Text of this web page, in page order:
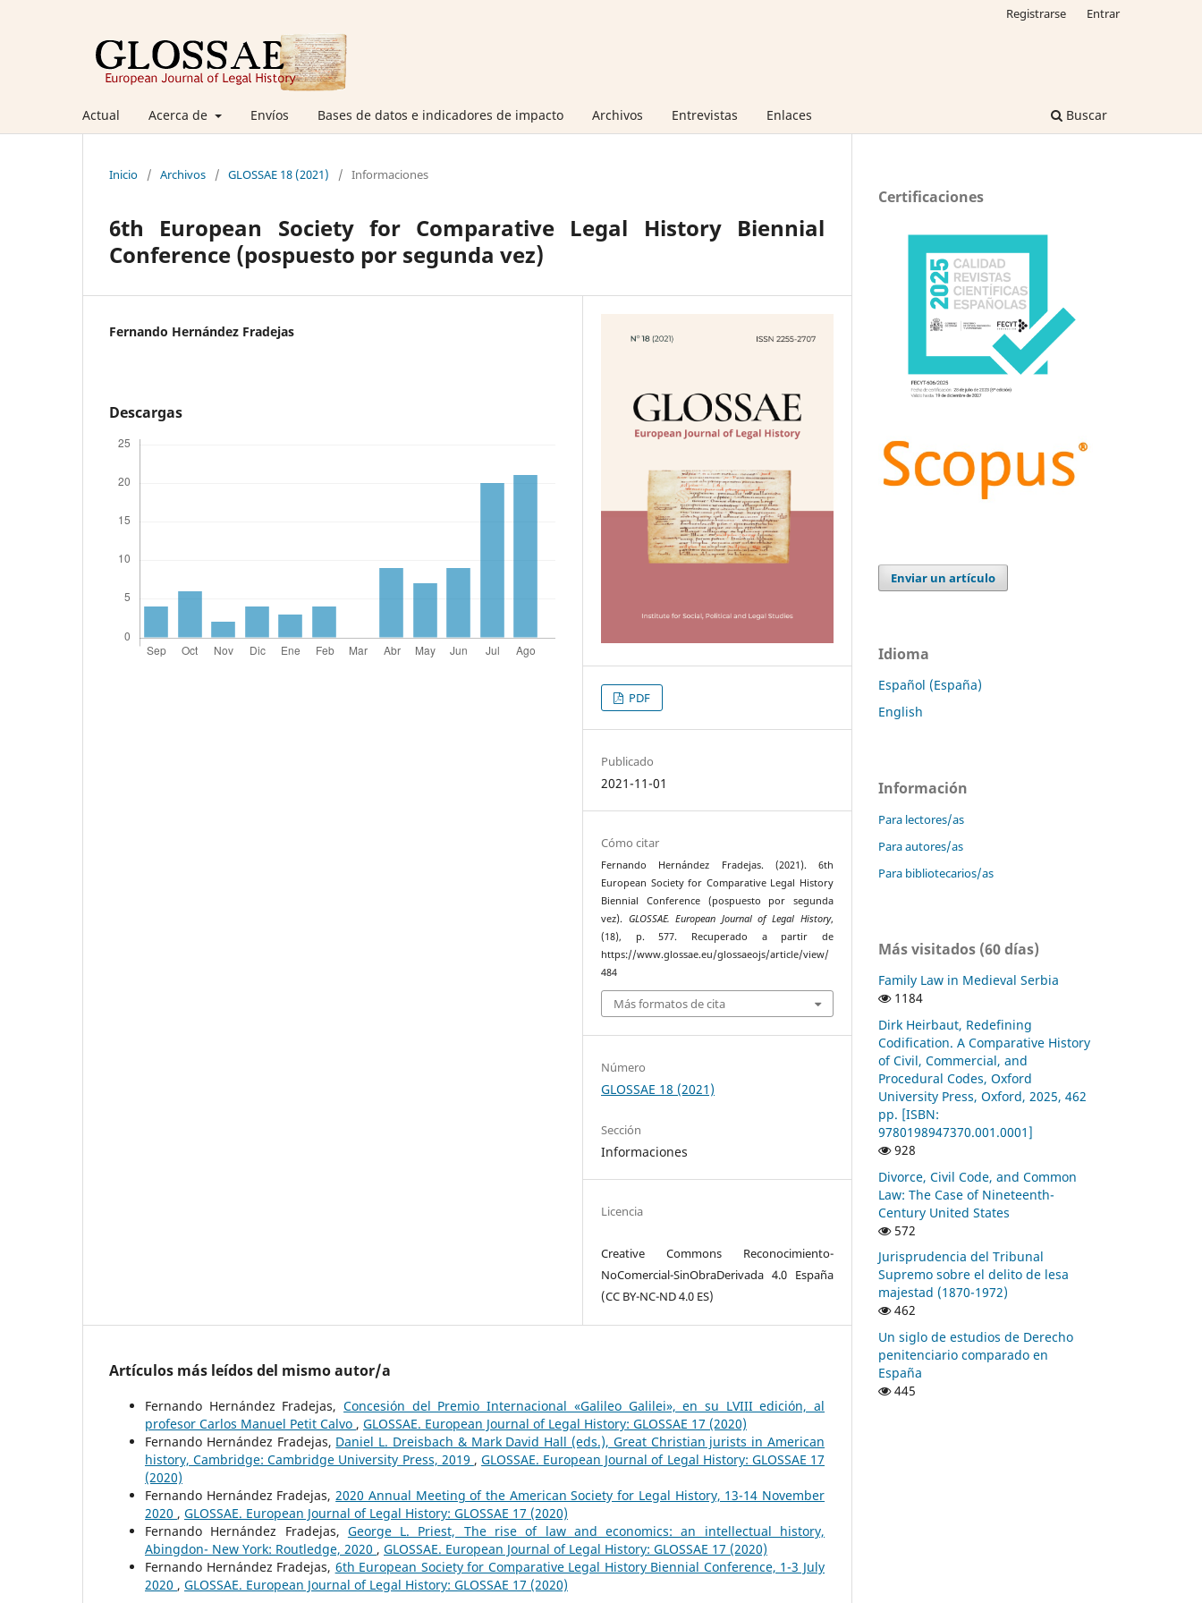
Actual Acerca de Envíos Bases de datos e indicadores de impacto Archivos Entrevistas Enlaces Buscar
Registrarse Entrar
Inicio / Archivos / GLOSSAE 18 (2021) / Informaciones
6th European Society for Comparative Legal History Biennial
Conference (pospuesto por segunda vez)
Fernando Hernández Fradejas
Descargas
PDF
Publicado
2021-11-01
Cómo citar
Fernando Hernández Fradejas. (2021). 6th
European Society for Comparative Legal History
Biennial Conference (pospuesto por segunda
vez). GLOSSAE. European Journal of Legal History,
(18), p. 577. Recuperado a partir de
https://www.glossae.eu/glossaeojs/article/view/
484
Más formatos de cita
Número
GLOSSAE 18 (2021)
Sección
Informaciones
Licencia
Creative Commons Reconocimiento-
NoComercial-SinObraDerivada 4.0 España
(CC BY-NC-ND 4.0 ES)
Artículos más leídos del mismo autor/a
Fernando Hernández Fradejas,Concesión del Premio Internacional «Galileo Galilei», en su LVIII edición, al
profesor Carlos Manuel Petit Calvo , GLOSSAE. European Journal of Legal History: GLOSSAE 17 (2020)
Fernando Hernández Fradejas, Daniel L. Dreisbach & Mark David Hall (eds.), Great Christian jurists in American
history, Cambridge: Cambridge University Press, 2019 ,GLOSSAE. European Journal of Legal History: GLOSSAE 17
(2020)
Fernando Hernández Fradejas,2020 Annual Meeting of the American Society for Legal History, 13-14 November
2020 , GLOSSAE. European Journal of Legal History: GLOSSAE 17 (2020)
Fernando Hernández Fradejas, George L. Priest, The rise of law and economics: an intellectual history,
Abingdon- New York: Routledge, 2020 , GLOSSAE. European Journal of Legal History: GLOSSAE 17 (2020)
Fernando Hernández Fradejas, 6th European Society for Comparative Legal History Biennial Conference, 1-3 July
2020 , GLOSSAE. European Journal of Legal History: GLOSSAE 17 (2020)
Certificaciones
Enviar un artículo
Idioma
Español (España)
English
Información
Para lectores/as
Para autores/as
Para bibliotecarios/as
Más visitados (60 días)
Family Law in Medieval Serbia
1184
Dirk Heirbaut, Redefining
Codification. A Comparative History
of Civil, Commercial, and
Procedural Codes, Oxford
University Press, Oxford, 2025, 462
pp. [ISBN:
9780198947370.001.0001]
928
Divorce, Civil Code, and Common
Law: The Case of Nineteenth-
Century United States
572
Jurisprudencia del Tribunal
Supremo sobre el delito de lesa
majestad (1870-1972)
462
Un siglo de estudios de Derecho
penitenciario comparado en
España
445